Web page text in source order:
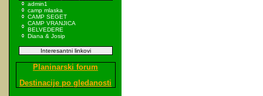
admin1
camp mlaska
CAMP SEGET
CAMP VRANJICA
BELVEDERE
Diana & Josip
Interesantni linkovi
Planinarski forum
Destinacije po gledanosti